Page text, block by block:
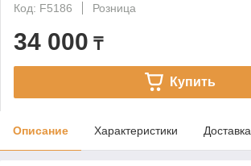
Код: F5186
Розница
34 000 ₸
Купить
Описание Характеристики Доставка